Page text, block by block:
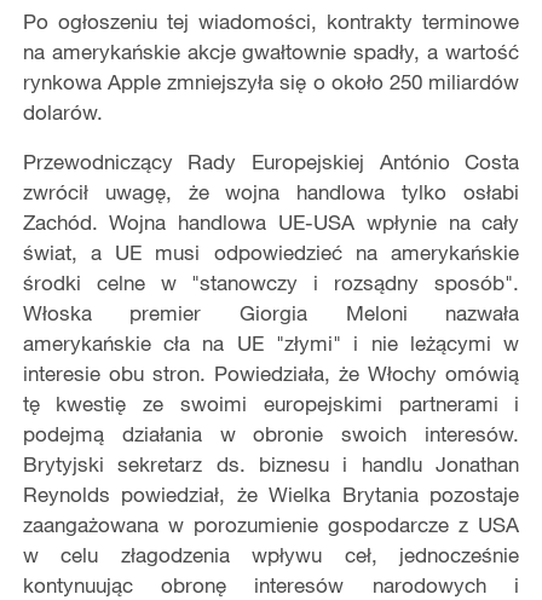
Po ogłoszeniu tej wiadomości, kontrakty terminowe
na amerykańskie akcje gwałtownie spadły, a wartość
rynkowa Apple zmniejszyła się o około 250 miliardów
dolarów.
Przewodniczący Rady Europejskiej António Costa
zwrócił uwagę, że wojna handlowa tylko osłabi
Zachód. Wojna handlowa UE-USA wpłynie na cały
świat, a UE musi odpowiedzieć na amerykańskie
środki celne w "stanowczy i rozsądny sposób".
Włoska premier Giorgia Meloni nazwała
amerykańskie cła na UE "złymi" i nie leżącymi w
interesie obu stron. Powiedziała, że Włochy omówią
tę kwestię ze swoimi europejskimi partnerami i
podejmą działania w obronie swoich interesów.
Brytyjski sekretarz ds. biznesu i handlu Jonathan
Reynolds powiedział, że Wielka Brytania pozostaje
zaangażowana w porozumienie gospodarcze z USA
w celu złagodzenia wpływu ceł, jednocześnie
kontynuując obronę interesów narodowych i